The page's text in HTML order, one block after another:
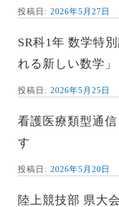
投稿日: 2026年5月27日
SR科1年 数学特
れる新しい数学」
投稿日: 2026年5月25日
看護医療類型通
す
投稿日: 2026年5月20日
陸上競技部 県大